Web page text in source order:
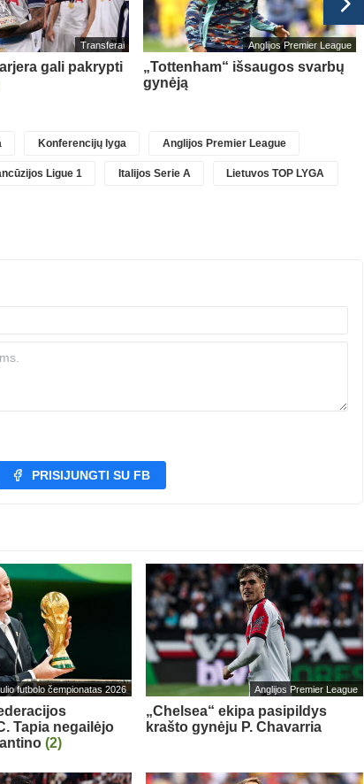
Transferai
gali pakrypti
Anglijos Premier League
„Tottenham“ išsaugos svarbų
gynėją
Konferencijų lyga Anglijos Premier League
Ligue 1 Italijos Serie A Lietuvos TOP LYGA
PRISIJUNGTI SU FB
futbolo čempionatas 2026
Tapia negailėjo
(2)
Anglijos Premier League
„Chelsea“ ekipa pasipildys
krašto gynėju P. Chavarria